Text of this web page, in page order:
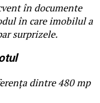
în documente
în care imobilul a
surprizele.
dintre 480 mp